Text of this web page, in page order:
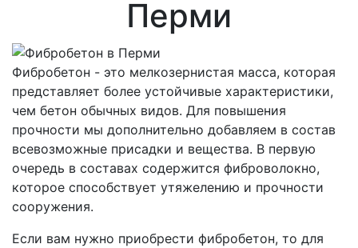
Перми
Фибробетон - это мелкозернистая масса, которая
представляет более устойчивые характеристики,
чем бетон обычных видов. Для повышения
прочности мы дополнительно добавляем в состав
всевозможные присадки и вещества. В первую
очередь в составах содержится фиброволокно,
которое способствует утяжелению и прочности
сооружения.
Если вам нужно приобрести фибробетон, то для